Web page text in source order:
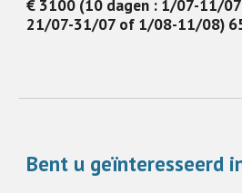
€ 3100 (10 dagen : 1/07-11/
21/07-31/07 of 1/08-11/08)
Bent u geïnteresseerd